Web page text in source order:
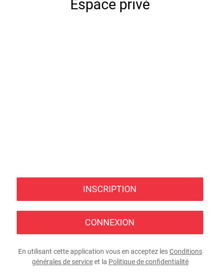
Espace privé
INSCRIPTION
CONNEXION
En utilisant cette application vous en acceptez lesConditions
générales de serviceet la Politique de confidentialité